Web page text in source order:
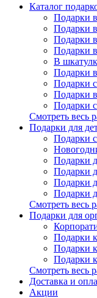
Каталог
Подарки
Подарки
Подарки
Подарки
В
Подарки
Подарки
Подарки
Подарки
Смотреть весь
Подарки для
Подарки
Подарки
Подарки
Подарки
Подарки
Смотреть весь
Подарки для
Подарки
Подарки
Подарки
Смотреть весь
Доставка и
Акции